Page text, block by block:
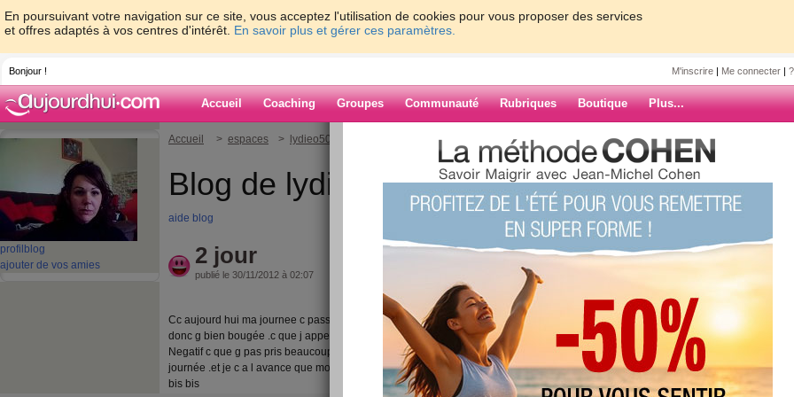
En poursuivant votre navigation sur ce site, vous acceptez l'utilisation de cookies pour vous proposer des services
et offres adaptés à vos centres d'intérêt. En savoir plus et gérer ces paramètres.
Bonjour ! M'inscrire | Me connecter |
Accueil Coaching Groupes Communauté Rubriques Boutique Plus...
profil blog
ajouter de vos amies
Accueil > espaces > lydieo50
Blog de lydieo50
aide blog
2 jour
publié le 30/11/2012 à 02:07
Cc aujourd hui ma journee c passé pas mal je suis ravis car ma main m a fais -mal
donc g bien bougée .c que j appel le trit de l hiver .g retournais la maison. le .
Negatif c que g pas pris beaucoup de temps de manger.g fais que 1 repas dans la
journée .et je c a l avance que mon corps va me le faire payé .demain sera mieux
bis bis
ARCHIVES